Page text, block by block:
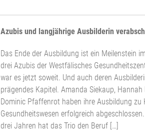
Azubis und langjährige Ausbilderin
Das Ende der Ausbildung ist ein Meilenstein
drei Azubis der Westfälisches
war es jetzt soweit. Und auch deren
prägendes Kapitel. Amanda Siekaup, Hannah
Dominic Pfaffenrot haben ihre Ausbildung zu
Gesundheitswesen erfolgreich
drei Jahren hat das Trio den Beruf […]